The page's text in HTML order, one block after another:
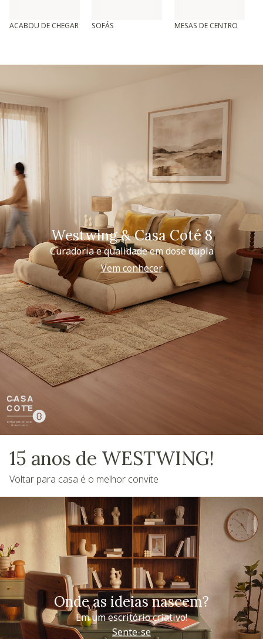
ACABOU DE CHEGAR SOFÁS MESAS DE CENTRO
Westwing & Casa Coté 8
Curadoria e qualidade em dose dupla
Vem conhecer
15 anos de WESTWING!
Voltar para casa é o melhor convite
Onde as ideias nascem?
Em um escritório criativo!
Sente-se